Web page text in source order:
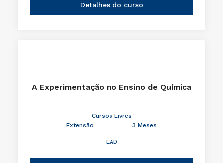
Detalhes do curso
A Experimentação no Ensino de Química
Cursos Livres
Extensão
3 Meses
EAD